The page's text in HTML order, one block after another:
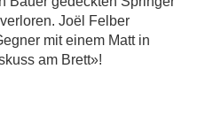
Joël Felber
mit einem Matt in
am Brett»!